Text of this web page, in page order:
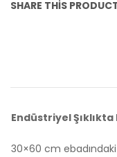
SHARE THIS
Endüstriyel
30×60 cm